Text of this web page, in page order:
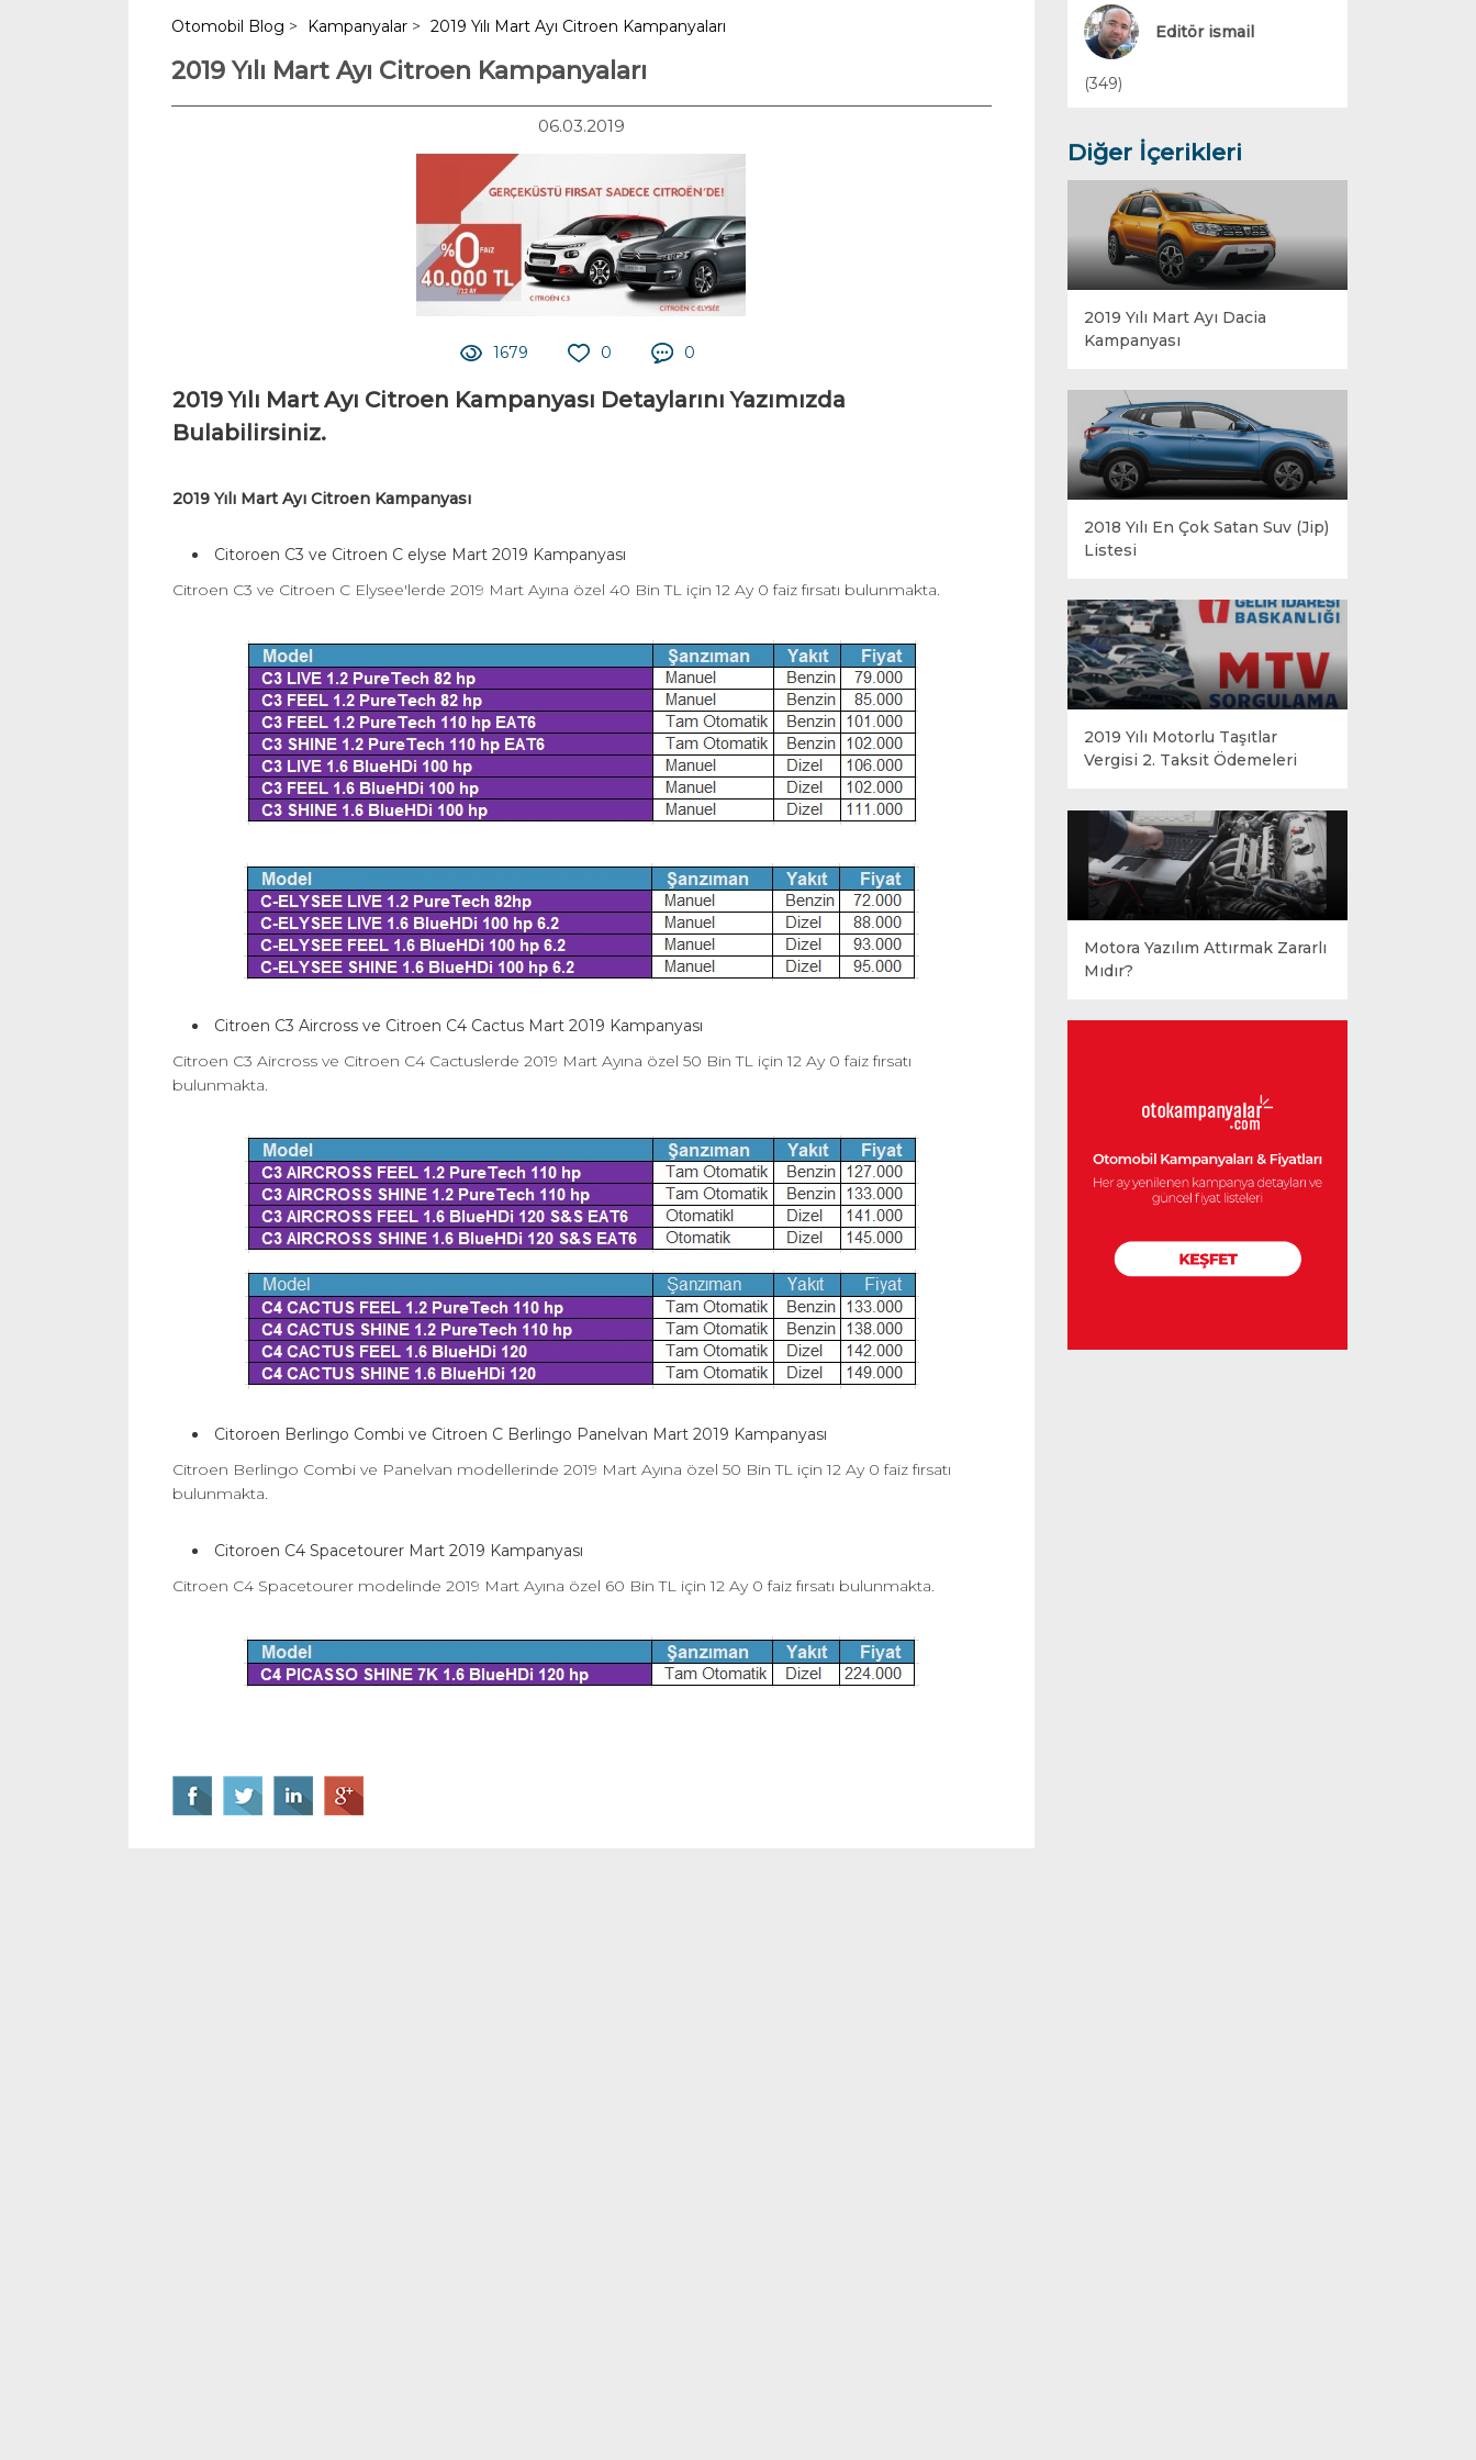
Otomobil Blog > Kampanyalar > 2019 Yılı Mart Ayı Citroen Kampanyaları
2019 Yılı Mart Ayı Citroen Kampanyaları
06.03.2019
1679 0 0
2019 Yılı Mart Ayı Citroen Kampanyası Detaylarını Yazımızda
Bulabilirsiniz.
2019 Yılı Mart Ayı Citroen Kampanyası
Citoroen C3 ve Citroen C elyse Mart 2019 Kampanyası
Citroen C3 ve Citroen C Elysee'lerde 2019 Mart Ayına özel 40 Bin TL için 12 Ay 0 faiz fırsatı bulunmakta.
Citroen C3 Aircross ve Citroen C4 Cactus Mart 2019 Kampanyası
Citroen C3 Aircross ve Citroen C4 Cactuslerde 2019 Mart Ayına özel 50 Bin TL için 12 Ay 0 faiz fırsatı
bulunmakta.
Citoroen Berlingo Combi ve Citroen C Berlingo Panelvan Mart 2019 Kampanyası
Citroen Berlingo Combi ve Panelvan modellerinde 2019 Mart Ayına özel 50 Bin TL için 12 Ay 0 faiz fırsatı
bulunmakta.
Citoroen C4 Spacetourer Mart 2019 Kampanyası
Citroen C4 Spacetourer modelinde 2019 Mart Ayına özel 60 Bin TL için 12 Ay 0 faiz fırsatı bulunmakta.
Editör ismail
(349)
Diğer İçerikleri
2019 Yılı Mart Ayı Dacia
Kampanyası
2018 Yılı En Çok Satan Suv (Jip)
Listesi
2019 Yılı Motorlu Taşıtlar
Vergisi 2. Taksit Ödemeleri
Motora Yazılım Attırmak Zararlı
Mıdır?